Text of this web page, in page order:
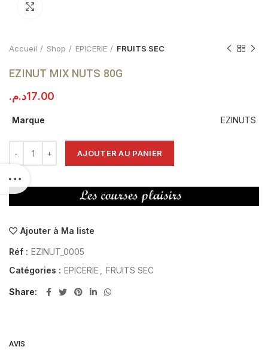
Accueil Shop EPICERIE FRUITS SEC
EZINUT MIX NUTS 80G
17.00د.م.
Marque EZINUTS
AJOUTER AU PANIER
Ajouter à Ma liste
Réf : EZINUT_0005
Catégories : EPICERIE FRUITS SEC
Share
AVIS